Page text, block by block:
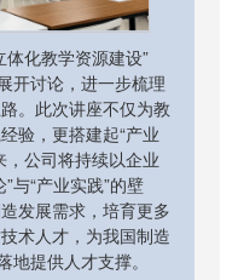
化教学资源建设”
开讨论，进一步梳理
。此次讲座不仅为教
验，更搭建起“产业
，公司将持续以企业
与“产业实践”的壁
发展需求，培育更多
术人才，为我国制造
地提供人才支撑。